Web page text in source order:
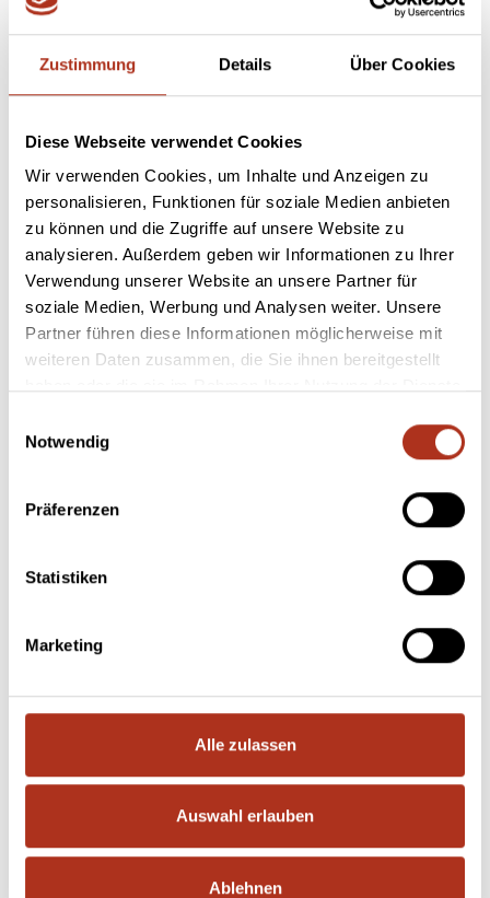
Zustimmung Details Über Cookies
Diese Webseite verwendet Cookies
Wir verwenden Cookies, um Inhalte und Anzeigen zu
personalisieren, Funktionen für soziale Medien anbieten
zu können und die Zugriffe auf unsere Website zu
analysieren. Außerdem geben wir Informationen zu Ihrer
Verwendung unserer Website an unsere Partner für
soziale Medien, Werbung und Analysen weiter. Unsere
Partner führen diese Informationen möglicherweise mit
weiteren Daten zusammen, die Sie ihnen bereitgestellt
Notwendig
Präferenzen
Statistiken
Marketing
Alle zulassen
Auswahl erlauben
Ablehnen
einblick.